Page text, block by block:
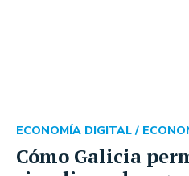
Cómo Galicia
ECONOMÍA DIGITAL /